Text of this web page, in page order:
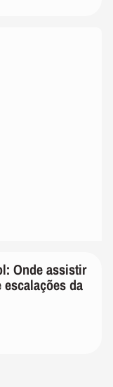
Onde assistir
da